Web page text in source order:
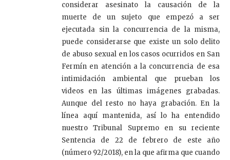
considerar asesinato la causación de la
muerte de un sujeto que empezó a ser
ejecutada sin la concurrencia de la misma,
puede considerarse que existe un solo delito
de abuso sexual en los casos ocurridos en San
Fermín en atención a la concurrencia de esa
intimidación ambiental que prueban los
videos en las últimas imágenes grabadas.
Aunque del resto no haya grabación. En la
línea aquí mantenida, así lo ha entendido
nuestro Tribunal Supremo en su reciente
Sentencia de 22 de febrero de este año
(número 92/2018), en la que afirma que cuando